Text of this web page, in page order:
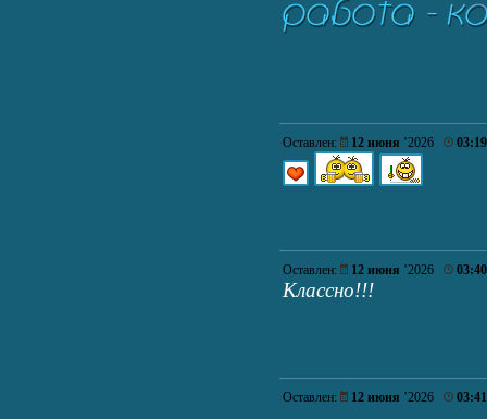
Оставлен: 12 июня ’2026 03:19
Оставлен: 12 июня ’2026 03:40
Классно!!!
Оставлен: 12 июня ’2026 03:41